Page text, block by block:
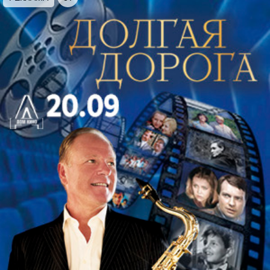
эволюцию стиля.
Вечер откроет Фантазия соль мажор (Piece
d'Orgue). Она родилась в период, когда Бах был
увлечен переписыванием Органной книжечки
французского органиста Николя де Гриньи,
сочиненной в 1700 году. Трехчастная композиция
вращается вокруг главной темы, которую
предписано исполнять со всеми включенными
регистрами (Grand Plein Jeu), как было тогда
принято.
Протестантский хорал и хоральная обработка
занимают одно из важнейших мест в немецком
музыкальном искусстве барокко. Вершиной в
развитии обработки протестантского хорала стало
творчество Баха
Цикл из шести сонат для скрипки и клавира
написан Бахом во время пребывания при дворе
князя Леопольда Анхальт-Кётенского, его друга и